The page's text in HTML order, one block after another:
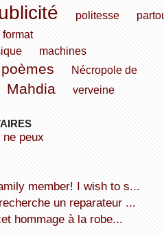
politesse
format
machines
poèmes
Nécropole de
Mahdia verveine
member! I wish to s...
un reparateur ...
hommage à la robe...